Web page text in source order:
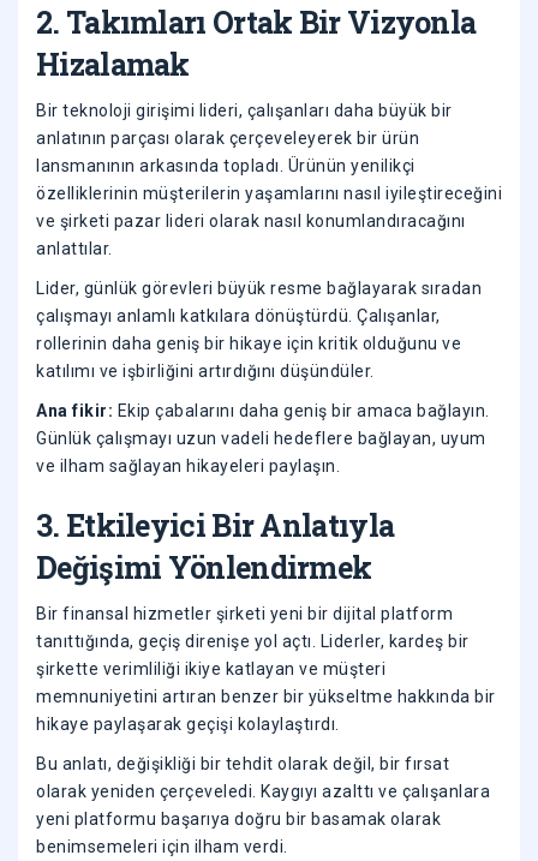
2. Takımları Ortak Bir Vizyonla
Hizalamak
Bir teknoloji girişimi lideri, çalışanları daha büyük bir
anlatının parçası olarak çerçeveleyerek bir ürün
lansmanının arkasında topladı. Ürünün yenilikçi
özelliklerinin müşterilerin yaşamlarını nasıl iyileştireceğini
ve şirketi pazar lideri olarak nasıl konumlandıracağını
anlattılar.
Lider, günlük görevleri büyük resme bağlayarak sıradan
çalışmayı anlamlı katkılara dönüştürdü. Çalışanlar,
rollerinin daha geniş bir hikaye için kritik olduğunu ve
katılımı ve işbirliğini artırdığını düşündüler.
Ana fikir: Ekip çabalarını daha geniş bir amaca bağlayın.
Günlük çalışmayı uzun vadeli hedeflere bağlayan, uyum
ve ilham sağlayan hikayeleri paylaşın.
3. Etkileyici Bir Anlatıyla
Değişimi Yönlendirmek
Bir finansal hizmetler şirketi yeni bir dijital platform
tanıttığında, geçiş direnişe yol açtı. Liderler, kardeş bir
şirkette verimliliği ikiye katlayan ve müşteri
memnuniyetini artıran benzer bir yükseltme hakkında bir
hikaye paylaşarak geçişi kolaylaştırdı.
Bu anlatı, değişikliği bir tehdit olarak değil, bir fırsat
olarak yeniden çerçeveledi. Kaygıyı azalttı ve çalışanlara
yeni platformu başarıya doğru bir basamak olarak
benimsemeleri için ilham verdi.